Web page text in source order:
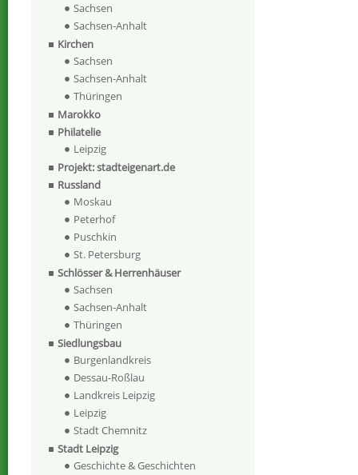
Sachsen
Sachsen-Anhalt
Kirchen
Sachsen
Sachsen-Anhalt
Thüringen
Marokko
Philatelie
Leipzig
Projekt: stadteigenart.de
Russland
Moskau
Peterhof
Puschkin
St. Petersburg
Schlösser & Herrenhäuser
Sachsen
Sachsen-Anhalt
Thüringen
Siedlungsbau
Burgenlandkreis
Dessau-Roßlau
Landkreis Leipzig
Leipzig
Stadt Chemnitz
Stadt Leipzig
Geschichte & Geschichten